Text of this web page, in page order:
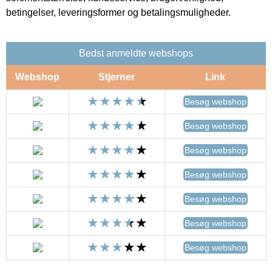
betingelser, leveringsformer og betalingsmuligheder.
Bedst anmeldte webshops
Webshop Stjerner Link
Besøg webshop
Besøg webshop
Besøg webshop
Besøg webshop
Besøg webshop
Besøg webshop
Besøg webshop